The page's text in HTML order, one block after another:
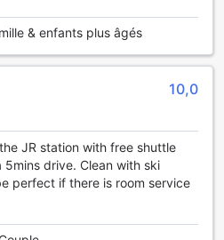
d'une ambiance conviviale.
un moment fort, où
de chanteur ou
amis. Enfin, n'oubliez pas de
de souvenirs pour rapporter
du Naspa New Otani à Yuzawa
est un véritable paradis
et d'activités en plein air. L'hôtel
intérieure où vous pourrez
sur les montagnes
& enfants plus âgés
10,0
JR station with free shuttle
drive. Clean with ski
perfect if there is room service